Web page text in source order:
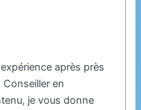
après près
en
je vous donne